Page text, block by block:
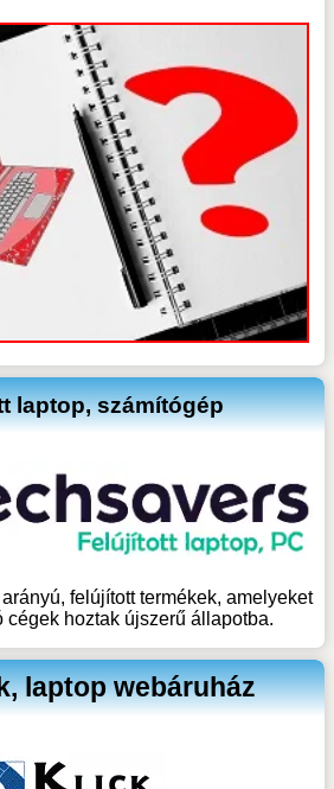
laptop, számítógép
felújított termékek, amelyeket
cégek hoztak újszerű állapotba.
laptop webáruház